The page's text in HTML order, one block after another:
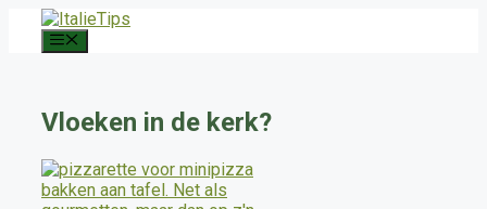
Vloeken in de kerk?